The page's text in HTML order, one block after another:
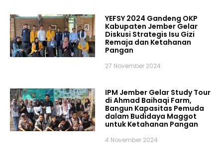
YEFSY 2024 Gandeng OKP
Kabupaten Jember Gelar
Diskusi Strategis Isu Gizi
Remaja dan Ketahanan
Pangan
27 November 2024
IPM Jember Gelar Study Tour
di Ahmad Baihaqi Farm,
Bangun Kapasitas Pemuda
dalam Budidaya Maggot
untuk Ketahanan Pangan
4 November 2024